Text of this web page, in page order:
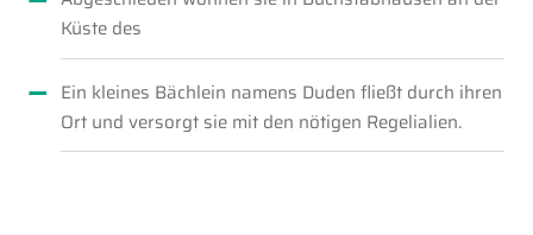
Küste des
Ein kleines Bächlein namens Duden fließt durch ihren
Ort und versorgt sie mit den nötigen Regelialien.